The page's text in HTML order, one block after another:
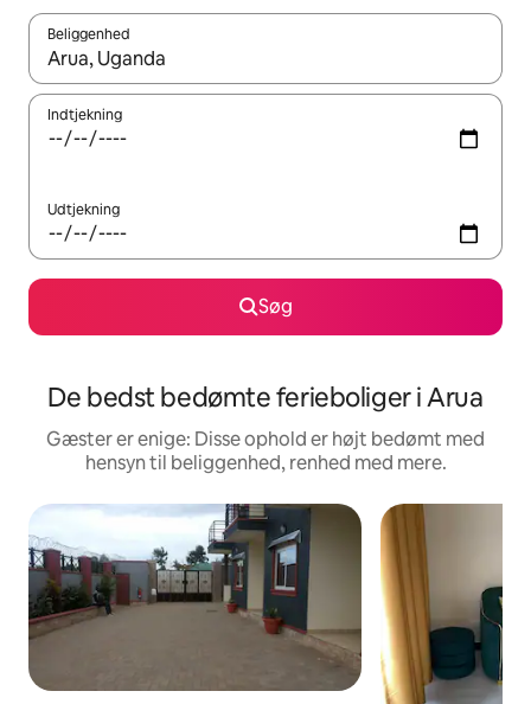
Beliggenhed
Når resultaterne er tilgængelige, skal du navigere med
Indtjekning
Udtjekning
Søg
De bedst bedømte ferieboliger i Arua
Gæster er enige: Disse ophold er højt bedømt med
hensyn til beliggenhed, renhed med mere.